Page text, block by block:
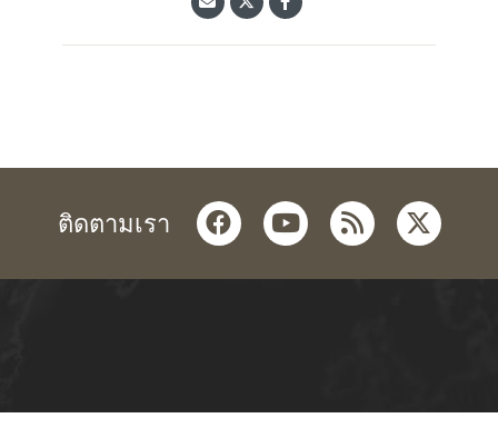
ติดตามเรา facebookyoutube
rss twitter